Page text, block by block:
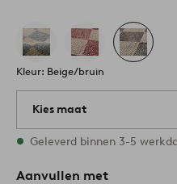
Kleur: Beige/bruin
Kies maat
3 maten op voorraad
Geleverd binnen 3-5
Aanvullen met